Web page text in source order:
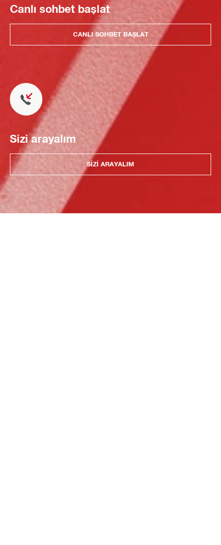
Canlı sohbet başlat
CANLI SOHBET BAŞLAT
Sizi arayalım
SIZI ARAYALIM